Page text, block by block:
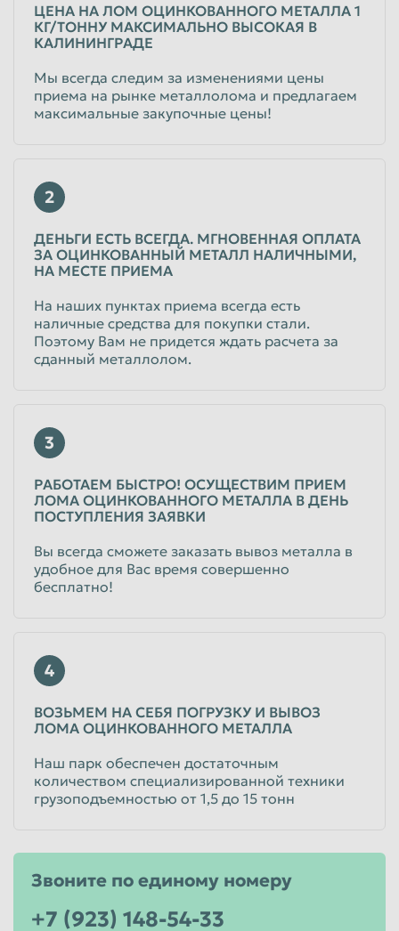
Чита Шахты
Электросталь
Южно-Сахалинск Якутск
Ярославль
ЦЕНА НА ЛОМ ОЦИНКОВАННОГО МЕТАЛЛА 1
КГ/ТОННУ МАКСИМАЛЬНО ВЫСОКАЯ В
КАЛИНИНГРАДЕ
Мы всегда следим за изменениями цены
приема на рынке металлолома и предлагаем
максимальные закупочные цены!
2
ДЕНЬГИ ЕСТЬ ВСЕГДА. МГНОВЕННАЯ ОПЛАТА
ЗА ОЦИНКОВАННЫЙ МЕТАЛЛ НАЛИЧНЫМИ,
НА МЕСТЕ ПРИЕМА
На наших пунктах приема всегда есть
наличные средства для покупки стали.
Поэтому Вам не придется ждать расчета за
сданный металлолом.
3
РАБОТАЕМ БЫСТРО! ОСУЩЕСТВИМ ПРИЕМ
ЛОМА ОЦИНКОВАННОГО МЕТАЛЛА В ДЕНЬ
ПОСТУПЛЕНИЯ ЗАЯВКИ
Вы всегда сможете заказать вывоз металла в
удобное для Вас время совершенно
бесплатно!
4
ВОЗЬМЕМ НА СЕБЯ ПОГРУЗКУ И ВЫВОЗ
ЛОМА ОЦИНКОВАННОГО МЕТАЛЛА
Наш парк обеспечен достаточным
количеством специализированной техники
грузоподъемностью от 1,5 до 15 тонн
Звоните по единому номеру
+7 (923) 148-54-33